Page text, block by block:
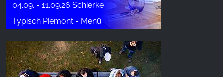
04.09. - 11.09.26 Schierke
Typisch Piemont - Menü